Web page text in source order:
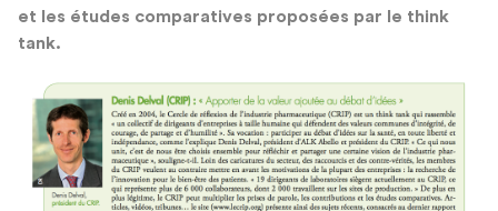
et les études comparatives proposées par le think
tank.